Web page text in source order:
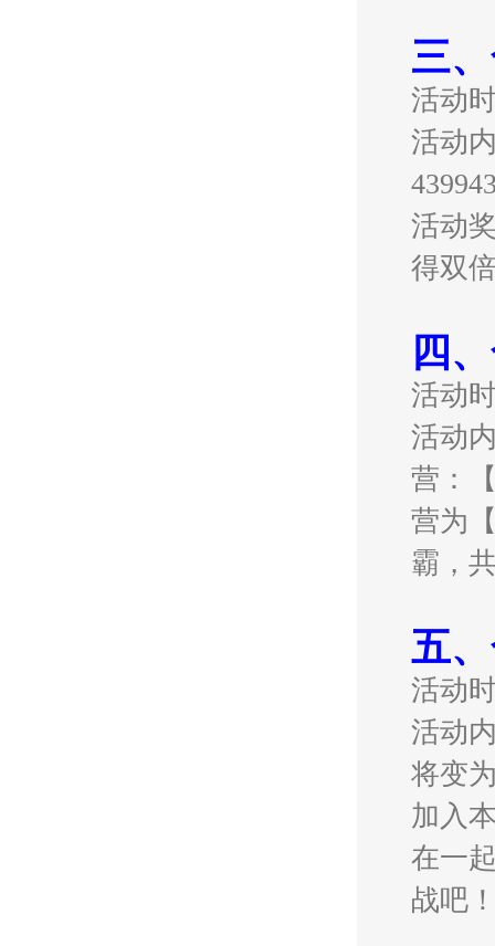
三、
活动
活动
活动
得双
四、
活动
活动
营：
营为
霸，
五、
活动
活动
将变
加入
在一
战吧